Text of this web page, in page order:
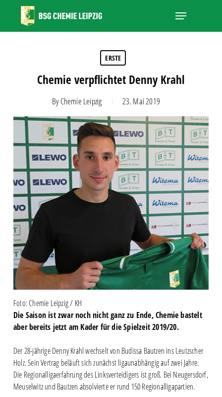
main
Menu
ERSTE
Chemie verpflichtet Denny Krahl
ByChemie Leipzig 23. Mai 2019
Foto: Chemie Leipzig / KH
Die Saison ist zwar noch nicht ganz zu Ende, Chemie bastelt
aber bereits jetzt am Kader für die Spielzeit 2019/20.
Der 28-jährige Denny Krahl wechselt von Budissa Bautzen ins Leutzscher
Holz. Sein Vertrag beläuft sich zunächst ligaunabhängig auf zwei Jahre.
Die Regionalligaerfahrung des Linksverteidigers ist groß. Bei Neugersdorf,
Meuselwitz und Bautzen absolvierte er rund 150 Regionalligapartien.
Close